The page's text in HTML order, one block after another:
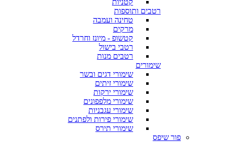
קטניות
רטבים ותוספות
טחינה ועמבה
מרקים
קטשופ - מיונז וחרדל
רטבי בישול
רטבים מנות
שימורים
שימורי דגים ובשר
שימורי זיתים
שימורי ירקות
שימורי מלפפונים
שימורי עגבניות
שימורי פירות ולפתנים
שימורי תירס
פור שיפס